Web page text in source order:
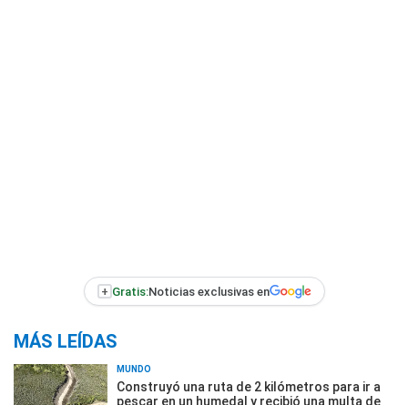
+ Gratis:Noticias exclusivas en
MÁS LEÍDAS
MUNDO
Construyó una ruta de 2 kilómetros para ir a
pescar en un humedal y recibió una multa de